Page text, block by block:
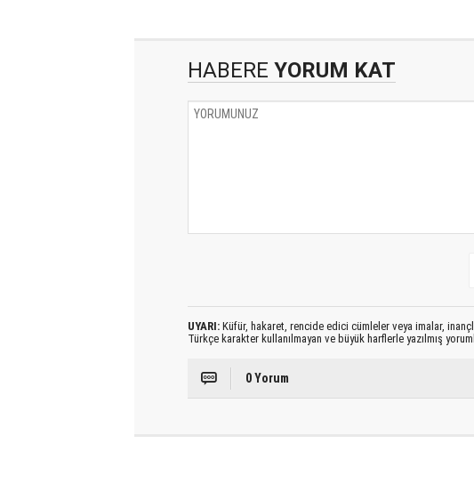
HABERE YORUM KAT
UYARI:Küfür, hakaret, rencide edici cümleler veya imalar,
Türkçe karakter kullanılmayan ve büyük harflerle yazılmış
0 Yorum